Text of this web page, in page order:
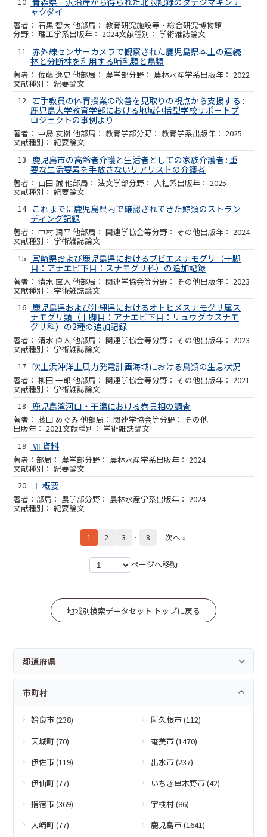
ャクダイ
石黒 智大 他 教育研究施設等・総合研究博物館
理工学系 2024
学術雑誌論文
11
赤外線センサーカメラで観察された鹿児島県本土の連続
林と分断林を利用する哺乳類と鳥類
佐藤 逸史 他 農学部 農林水産学系 2022
紀要論文
12 若手教員の体育授業の改善を見取りの視点から支援する :
鹿児島大学教育学部における地域包括型学校サポートプ
ロジェクトの事例より
中島 友樹 他 教育学部 教育学系 2025
紀要論文
13
鹿児島市の高齢者介護と生活者としての家族介護者 : 重
要な生活要素を手放さないリアリストの介護者
山田 誠 他 法文学部 人社系 2025
紀要論文
14
これまでに鹿児島県内で確認されてきた鯨類のストラン
ディング記録
中村 潤平 他 関連学協会等 その他 2024
学術雑誌論文
15
宮崎県および鹿児島県におけるブビエスナモグリ（十脚
目：アナエビ下目：スナモグリ科）の追加記録
清水 直人 他 関連学協会等 その他 2023
学術雑誌論文
16 鹿児島県および沖縄県におけるオトヒメスナモグリ属ス
ナモグリ類（十脚目：アナエビ下目：リュウグウスナモ
グリ科）の2種の追加記録
清水 直人 他 関連学協会等 その他 2023
学術雑誌論文
17 吹上浜沖洋上風力発電計画海域における鳥類の生息状況
柳田 一郎 他 関連学協会等 その他 2021
学術雑誌論文
18 鹿児島湾河口・干潟における巻貝相の調査
藤田 めぐみ 他 関連学協会等 その他
2021
学術雑誌論文
19 Ⅶ 資料
農学部 農林水産学系 2024
紀要論文
20
Ⅰ 概要
農学部 農林水産学系 2024
紀要論文
1 2 3 … 8 次へ »
ページへ移動
地域別検索データセット トップに戻る
都道府県
市町村
姶良市 (238)
阿久根市 (112)
天城町 (70)
奄美市 (1470)
伊佐市 (119)
出水市 (237)
伊仙町 (77)
いちき串木野市 (42)
指宿市 (369)
宇検村 (86)
大崎町 (77)
鹿児島市 (1641)